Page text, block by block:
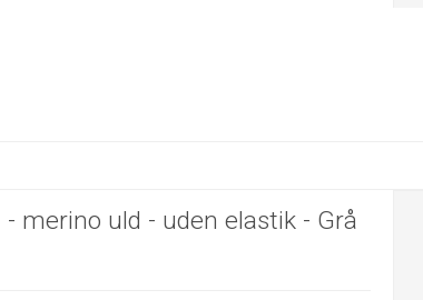
- merino uld - uden elastik - Grå